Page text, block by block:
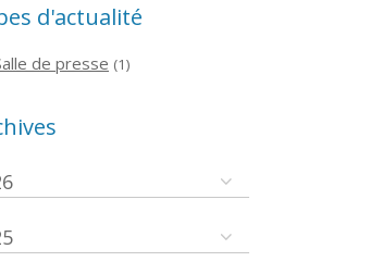
d'actualité
de presse (1)